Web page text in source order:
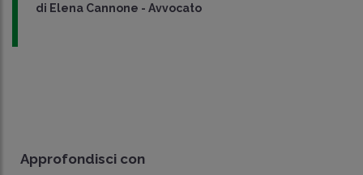
di Elena Cannone - Avvocato
Approfondisci con